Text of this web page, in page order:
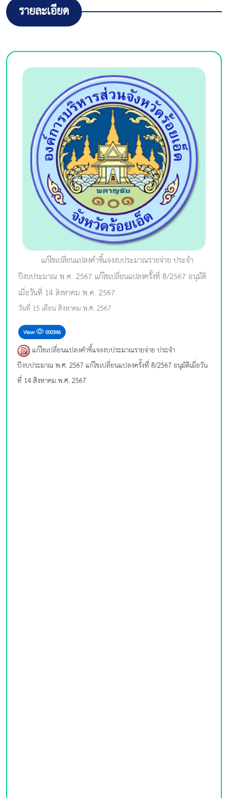
รายละเอียด
แก้ไขเปลี่ยนแปลงคำชี้แจงงบประมาณรายจ่าย ประจำ
ปีงบประมาณ พ.ศ. 2567 แก้ไขเปลี่ยนแปลงครั้งที่ 8/2567 อนุมัติ
เมื่อวันที่ 14 สิงหาคม พ.ศ. 2567
วันที่ 15 เดือน สิงหาคม พ.ศ. 2567
View 000346
แก้ไขเปลี่ยนแปลงคำชี้แจงงบประมาณรายจ่าย ประจำ
ปีงบประมาณ พ.ศ. 2567 แก้ไขเปลี่ยนแปลงครั้งที่ 8/2567 อนุมัติเมื่อวัน
ที่ 14 สิงหาคม พ.ศ. 2567